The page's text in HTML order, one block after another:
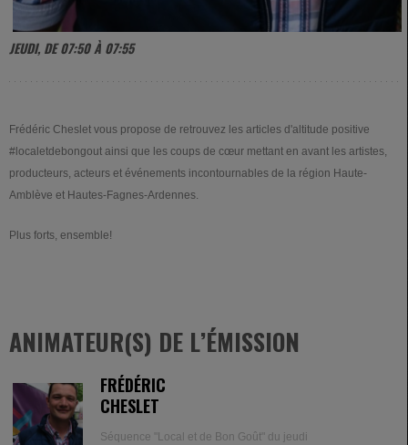
JEUDI, DE 07:50 À 07:55
Frédéric Cheslet vous propose de retrouvez les articles d'altitude positive
#localetdebongout ainsi que les coups de cœur mettant en avant les artistes,
producteurs, acteurs et événements incontournables de la région Haute-
Amblève et Hautes-Fagnes-Ardennes.
Plus forts, ensemble!
ANIMATEUR(S) DE L’ÉMISSION
FRÉDÉRIC
CHESLET
Séquence "Local et de Bon Goût" du jeudi